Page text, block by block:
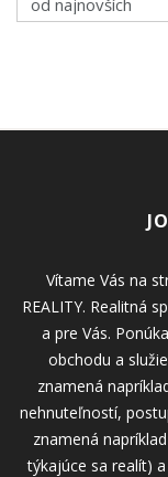
Vítame Vás na
REALITY. Realitná
a pre Vás.
obchodu a
znamená
nehnuteľností,
znamená
týkajúce sa realít)